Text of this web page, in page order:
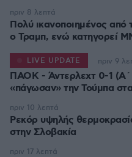
Πολύ ικανοποιημένος
ο Τραμπ, ενώ κατηγορεί
πριν 8 λεπτά
ΠΑΟΚ - Άντερλεχτ 0-1 (Α΄
«πάγωσαν» την Τούμπα
LIVE UPDATE πριν 9
Ρεκόρ υψηλής
στην Σλοβακία
πριν 10 λεπτά
πριν 17 λεπτά